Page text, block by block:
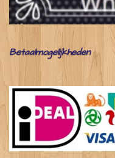
Betaalmogelijkheden